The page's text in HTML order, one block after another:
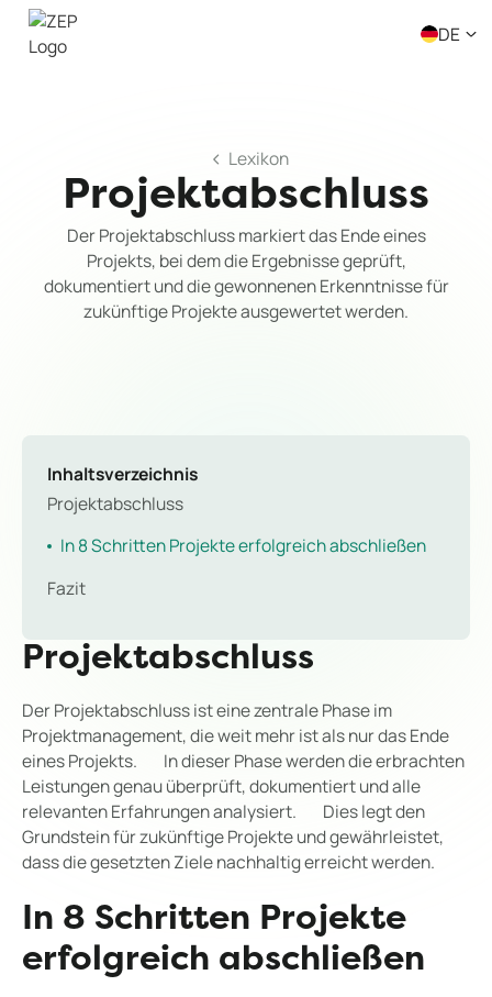
DE
Lexikon
Projektabschluss
Der Projektabschluss markiert das Ende eines
Projekts, bei dem die Ergebnisse geprüft,
dokumentiert und die gewonnenen Erkenntnisse für
zukünftige Projekte ausgewertet werden.
Inhaltsverzeichnis
Projektabschluss
In 8 Schritten Projekte erfolgreich abschließen
Fazit
Projektabschluss
Der Projektabschluss ist eine zentrale Phase im
Projektmanagement, die weit mehr ist als nur das Ende
eines Projekts. In dieser Phase werden die erbrachten
Leistungen genau überprüft, dokumentiert und alle
relevanten Erfahrungen analysiert. Dies legt den
Grundstein für zukünftige Projekte und gewährleistet,
dass die gesetzten Ziele nachhaltig erreicht werden.
In 8 Schritten Projekte
erfolgreich abschließen